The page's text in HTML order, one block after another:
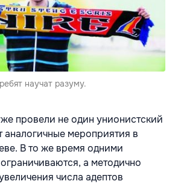
научат разуму.
провели не один унионистский
мероприятия в
В то же время одними
а методично
числа адептов